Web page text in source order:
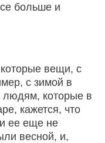
больше и
вещи, с
с зимой в
людям, которые в
кажется, что
ее еще не
весной, и,